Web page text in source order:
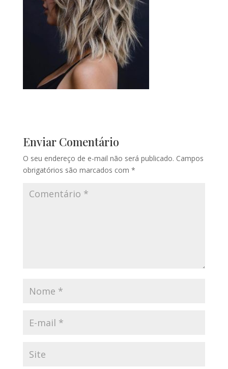
Enviar Comentário
O seu endereço de e-mail não será publicado. Campos
obrigatórios são marcados com *